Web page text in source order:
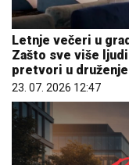
Letnje večeri u
Zašto sve više
pretvori u druženje
23. 07. 2026 12:47